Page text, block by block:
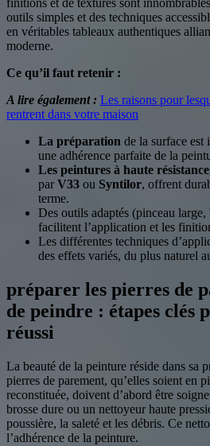
finitions et de textures sont
outils simples et des techniques
en véritables tableaux authentiques
moderne.
Ce qu’il faut retenir :
A lire également : Les raisons pour
rentrent dans votre maison
La préparation de la surface est
une adhérence parfaite de la
Les peintures à haute résistance
par V33 ou Syntilor, offrent
terme.
Des outils adaptés (pinceau
facilitent l’application et les
Les différentes techniques
des effets variés, du plus naturel
préparer les pierres de
de peindre : étapes clés
réussi
La beauté de la peinture réside dans sa
pierres de parement, qu’elles soient en
reconstituée, doivent d’abord être
brosse dure ou un nettoyeur haute
poussière, la saleté et les débris. Ce
l’adhérence de la peinture.